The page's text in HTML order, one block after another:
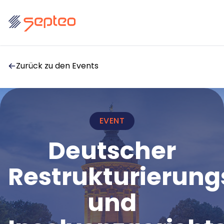
Lösungen
Anwaltskanzleien
Insolvenzkanzleien
Rechtsabteilungen
Produkte
Anwaltskanzleien
Zurück zu den Events
EVENT
Deutscher
und